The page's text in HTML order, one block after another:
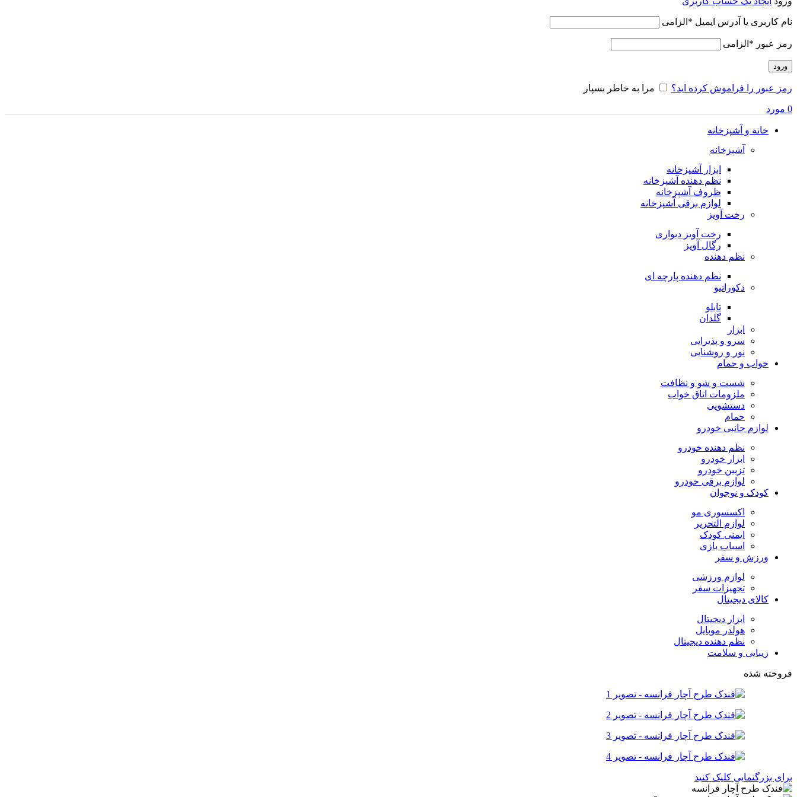
نام کاربری یا آدرس ایمیل * الزامی
رمز عبور * الزامی
ورود
رمز عبور را فراموش کرده اید؟ مرا به خاطر بسپار
0 مورد
خانه و آشپزخانه
آشپزخانه
ابزار آشپزخانه
نظم دهنده آشپزخانه
ظروف آشپزخانه
لوازم برقی آشپزخانه
رخت آویز
رخت آویز دیواری
رگال آویز
نظم دهنده
نظم دهنده پارچه ای
دکوراتیو
تابلو
گلدان
ابزار
سرو و پذیرایی
نور و روشنایی
خواب و حمام
شست و شو و نظافت
ملزومات اتاق خواب
دستشویی
حمام
لوازم جانبی خودرو
نظم دهنده خودرو
ابزار خودرو
تزیین خودرو
لوازم برقی خودرو
کودک و نوجوان
اکسسوری مو
لوازم التحریر
ایمنی کودک
اسباب بازی
ورزش و سفر
لوازم ورزشی
تجهیزات سفر
کالای دیجیتال
ابزار دیجیتال
هولدر موبایل
نظم دهنده دیجیتال
زیبایی و سلامت
فروخته شده
برای بزرگنمایی کلیک کنید